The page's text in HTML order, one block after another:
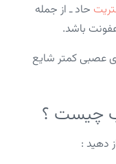
حاد ـ از جمله
باشد.
عصبی کمتر شایع‌
چیست ؟